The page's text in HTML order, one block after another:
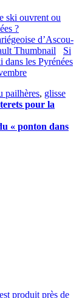
ski ouvrent ou
?
d’Ascou-
Si
dans les Pyrénées
pailhères, glisse
pour la
« ponton dans
produit près de